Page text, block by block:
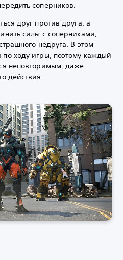
соперников.
друг против друга, а
силы с соперниками,
недруга. В этом
ходу игры, поэтому каждый
неповторимым, даже
действия.